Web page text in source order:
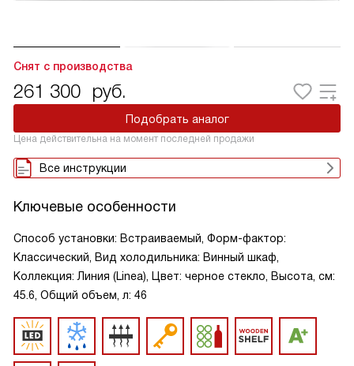
Снят с производства
261 300 руб.
Подобрать аналог
Цена действительна на момент последней продажи
Все инструкции
Ключевые особенности
Способ установки: Встраиваемый, Форм-фактор:
Классический, Вид холодильника: Винный шкаф,
Коллекция: Линия (Linea), Цвет: черное стекло, Высота, см:
45.6, Общий объем, л: 46